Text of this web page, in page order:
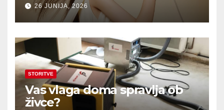
26 JUNIJA, 2026
STORITVE
Vas vlaga doma spravlja ob
živce?